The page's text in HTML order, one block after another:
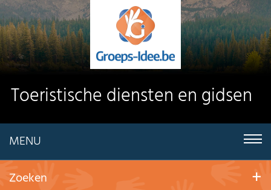
Toeristische diensten en gidsen
MENU
Zoeken